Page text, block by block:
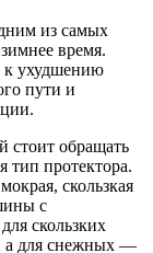
из самых
время.
к ухудшению
пути и
стоит обращать
тип протектора.
скользкая
с
скользких
а для снежных —